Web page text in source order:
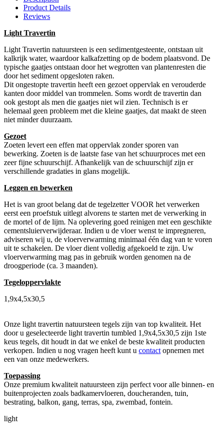
Product Details
Reviews
Light Travertin
Light Travertin natuursteen is een sedimentgesteente, ontstaan uit
kalkrijk water, waardoor kalkafzetting op de bodem plaatsvond. De
typische gaatjes ontstaan door het wegrotten van plantenresten die
door het sediment opgesloten raken.
Dit ongestopte travertin heeft een gezoet oppervlak en verouderde
kanten door middel van trommelen. Soms wordt de travertin dan
ook gestopt als men die gaatjes niet wil zien. Technisch is er
helemaal geen probleem met die kleine gaatjes, dat maakt de steen
niet minder duurzaam.
Gezoet
Zoeten levert een effen mat oppervlak zonder sporen van
bewerking. Zoeten is de laatste fase van het schuurproces met een
zeer fijne schuurschijf. Afhankelijk van de schuurschijf zijn er
verschillende gradaties in glans mogelijk.
Leggen en bewerken
Het is van groot belang dat de tegelzetter VOOR het verwerken
eerst een proefstuk uitlegt alvorens te starten met de verwerking in
de mortel of de lijm. Na oplevering goed reinigen met een geschikte
cementsluierverwijderaar. Indien u de vloer wenst te impregneren,
adviseren wij u, de vloerverwarming minimaal één dag van te voren
uit te schakelen. De vloer dient volledig afgekoeld te zijn. Uw
vloerverwarming mag pas in gebruik worden genomen na de
droogperiode (ca. 3 maanden).
Tegeloppervlakte
1,9x4,5x30,5
Onze light travertin natuursteen tegels zijn van top kwaliteit. Het
door u geselecteerde light travertin tumbled 1,9x4,5x30,5 zijn 1ste
keus tegels, dit houdt in dat we enkel de beste kwaliteit producten
verkopen. Indien u nog vragen heeft kunt u contactopnemen met
een van onze medewerkers.
Toepassing
Onze premium kwaliteit natuursteen zijn perfect voor alle binnen- en
buitenprojecten zoals badkamervloeren, doucheranden, tuin,
bestrating, balkon, gang, terras, spa, zwembad, fontein.
light